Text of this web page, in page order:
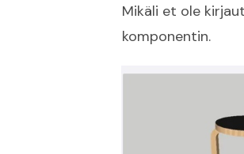
Mikäli et ole
komponentin.